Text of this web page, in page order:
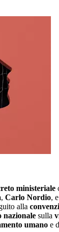
ministeriale
, Carlo Nordio,
alla
nazionale sulla
umano e